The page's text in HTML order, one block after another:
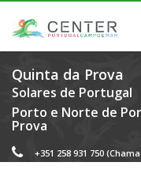
Quinta da Prova
Solares de Portugal
Porto e Norte de
Prova
+351 258 931 750